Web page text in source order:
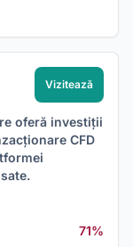
Vizitează
oferă investiții
CFD
71%